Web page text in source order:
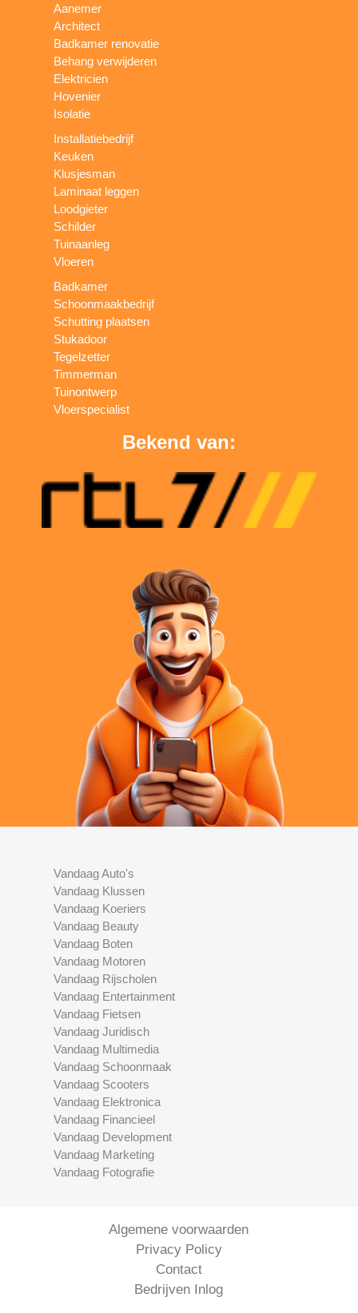
Aanemer
Architect
Badkamer renovatie
Behang verwijderen
Elektricien
Hovenier
Isolatie
Installatiebedrijf
Keuken
Klusjesman
Laminaat leggen
Loodgieter
Schilder
Tuinaanleg
Vloeren
Badkamer
Schoonmaakbedrijf
Schutting plaatsen
Stukadoor
Tegelzetter
Timmerman
Tuinontwerp
Vloerspecialist
Bekend van:
Vandaag Auto's
Vandaag Klussen
Vandaag Koeriers
Vandaag Beauty
Vandaag Boten
Vandaag Motoren
Vandaag Rijscholen
Vandaag Entertainment
Vandaag Fietsen
Vandaag Juridisch
Vandaag Multimedia
Vandaag Schoonmaak
Vandaag Scooters
Vandaag Elektronica
Vandaag Financieel
Vandaag Development
Vandaag Marketing
Vandaag Fotografie
Algemene voorwaarden
Privacy Policy
Contact
Bedrijven Inlog